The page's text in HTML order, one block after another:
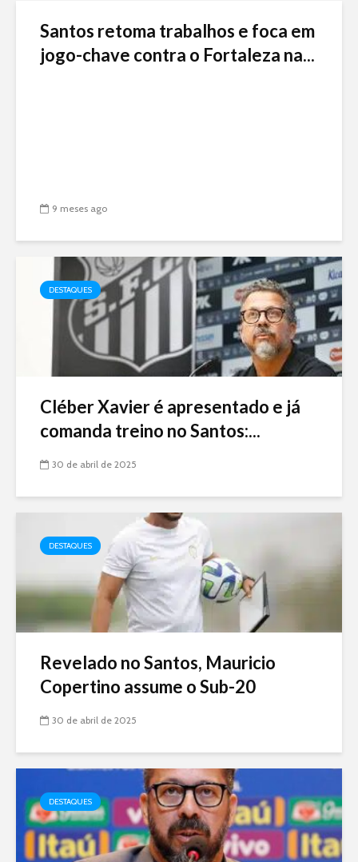
Santos retoma trabalhos e foca em
jogo-chave contra o Fortaleza na...
9 meses ago
DESTAQUES
Cléber Xavier é apresentado e já
comanda treino no Santos:...
30 de abril de 2025
DESTAQUES
Revelado no Santos, Mauricio
Copertino assume o Sub-20
30 de abril de 2025
DESTAQUES